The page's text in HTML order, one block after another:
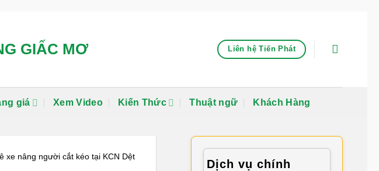
GIẤC MƠ Liên hệ Tiến Phát
giá Xem Video Kiến Thức Thuật ngữ Khách Hàng
xe nâng người cắt kéo tại KCN Dệt
Dịch vụ chính